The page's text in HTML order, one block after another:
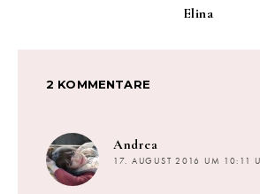
Elina
2 KOMMENTARE
Andrea
17. AUGUST 2016 UM 10:11